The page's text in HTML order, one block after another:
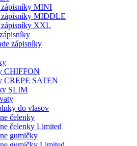
zápisníky MINI
zápisníky MIDDLE
zápisníky XXL
zápisníky
CHIFFON
CREPE SATEN
SLIM
do vlasov
čelenky
čelenky Limited
gumičky